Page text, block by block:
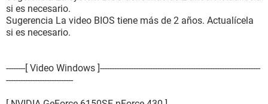
[ Conectores de puertos / FDD ]
Propiedades del conector del puerto:
Tipo de conector interno On-Board Floppy
Tipo de conector externo Ninguno
si es necesario.
Sugerencia La video BIOS tiene más de 2 años. Actualícela
si es necesario.
--------[ Video Windows ]-------------------------------------------------------------------
----------------------------